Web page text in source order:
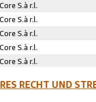
S.à r.l.
S.à r.l.
S.à r.l.
S.à r.l.
S.à r.l.
RECHT UND